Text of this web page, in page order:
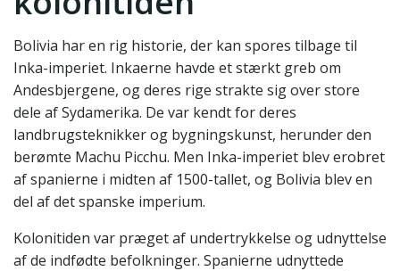
Bolivia har en rig historie, der kan spores tilbage til
Inka-imperiet. Inkaerne havde et stærkt greb om
Andesbjergene, og deres rige strakte sig over store
dele af Sydamerika. De var kendt for deres
landbrugsteknikker og bygningskunst, herunder den
berømte Machu Picchu. Men Inka-imperiet blev erobret
af spanierne i midten af ​​1500-tallet, og Bolivia blev en
del af det spanske imperium.
Kolonitiden var præget af undertrykkelse og udnyttelse
af de indfødte befolkninger. Spanierne udnyttede